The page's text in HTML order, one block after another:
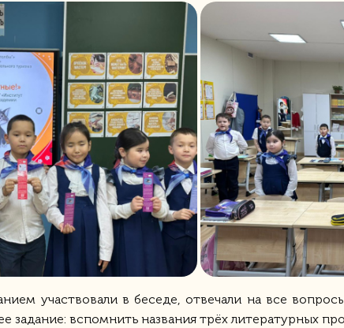
участвовали в беседе, отвечали на все
задание: вспомнить названия трёх литературных